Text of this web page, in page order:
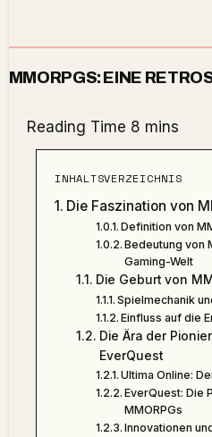
MMORPGS: EINE
INHALTSVERZEICHNIS
Die Faszination von
Definition von
Bedeutung von
Gaming-Welt
Die Geburt von
Spielmechanik
Einfluss auf die
Die Ära der
EverQuest
Ultima Online:
EverQuest: Die
MMORPGs
Innovationen